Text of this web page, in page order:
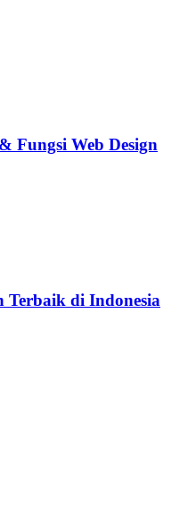
Fungsi Web Design
Terbaik di Indonesia